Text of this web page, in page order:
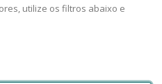
utilize os filtros abaixo e